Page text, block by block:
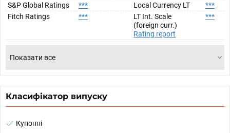
S&P Global Ratings
*** Local Currency LT
***
Fitch Ratings
***
LT Int. Scale
(foreign curr.)
Rating report
***
Показати все
Класифікатор випуску
Купонні